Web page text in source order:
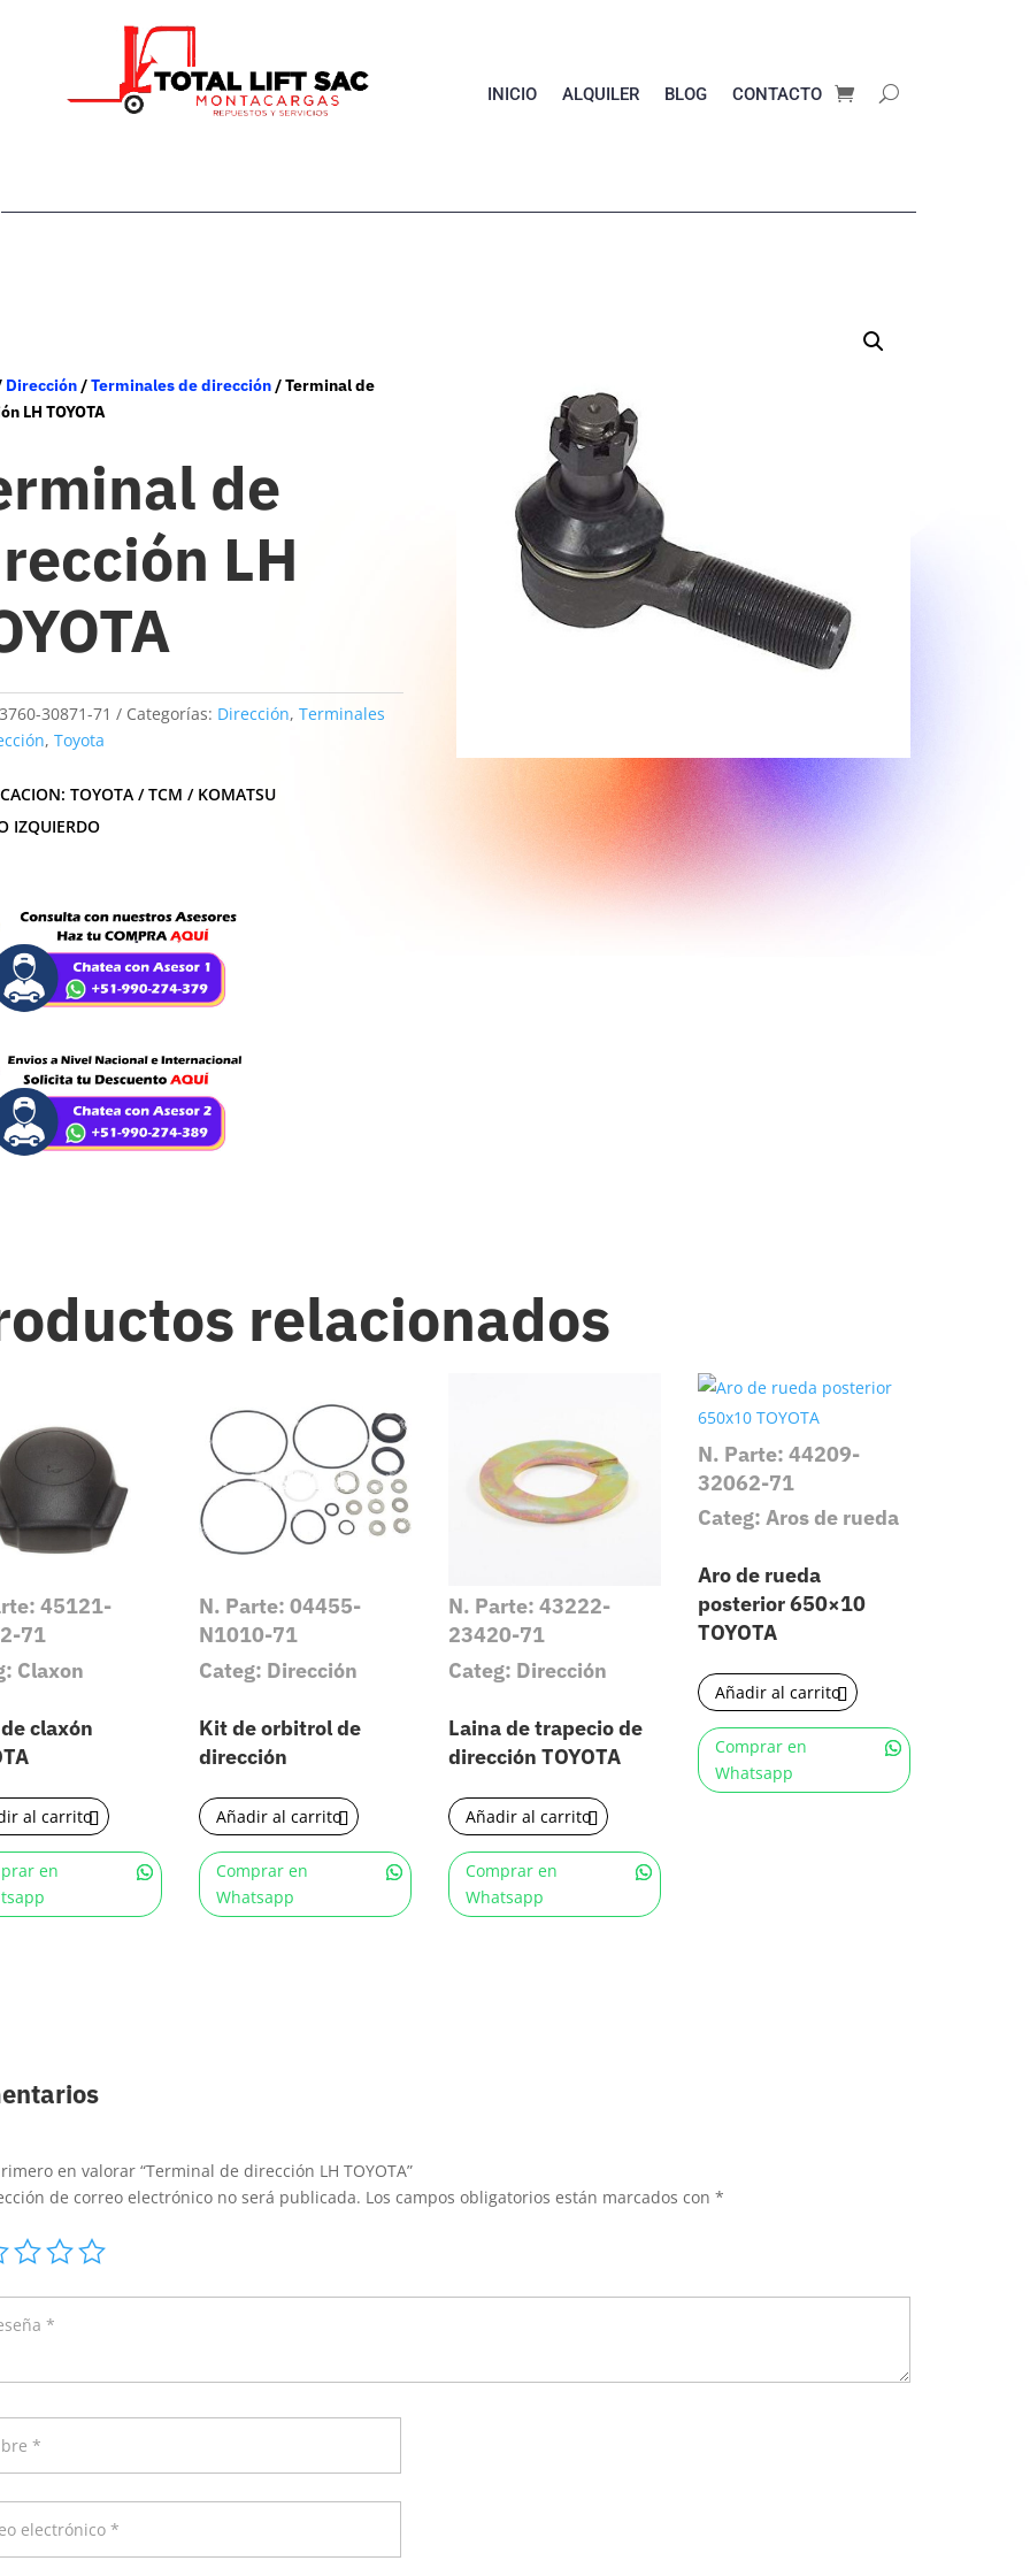
INICIO ALQUILER BLOG CONTACTO
Dirección/Terminales de dirección/ Terminal de
LH TOYOTA
de
LH
30871-71 Categorías: Dirección,Terminales
,Toyota
TOYOTA / TCM / KOMATSU
IZQUIERDO
relacionados
45121-
71
Claxon
claxón
al carrito
en
N. Parte: 04455-
N1010-71
Categ: Dirección
Kit de orbitrol de
dirección
Añadir al carrito
Comprar en
Whatsapp
N. Parte: 43222-
23420-71
Categ: Dirección
Laina de trapecio de
dirección TOYOTA
Añadir al carrito
Comprar en
Whatsapp
N. Parte: 44209-
32062-71
Categ: Aros de rueda
Aro de rueda
posterior 650×10
TOYOTA
Añadir al carrito
Comprar en
Whatsapp
en valorar “Terminal de dirección LH TOYOTA”
de correo electrónico no será publicada. Los campos obligatorios están marcados con*